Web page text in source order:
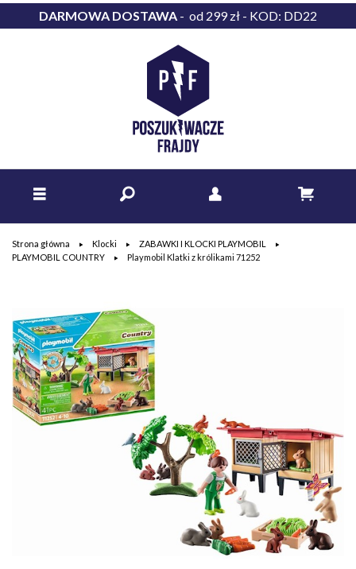
DARMOWA DOSTAWA - od 299 zł - KOD: DD22
Strona główna Klocki
ZABAWKI I KLOCKI PLAYMOBIL
PLAYMOBIL COUNTRY
Playmobil Klatki z królikami 71252